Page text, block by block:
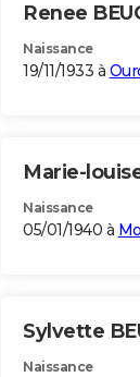
Renee
Naissance
19/11/1933 à
Marie-
Naissance
05/01/1940 à
Sylvette
Naissance